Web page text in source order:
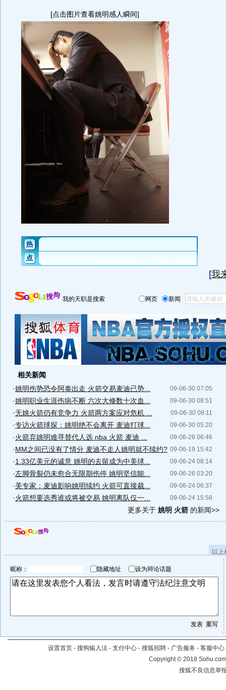
[点击图片查看姚明感人瞬间]
[我
我的天职是搜索 网页 新闻
相关新闻
09-06-30 07:05
·姚明伤势恐令阿泰出走 火箭交易麦迪已势...
09-06-30 08:51
·姚明职业生涯伤病不断 六次大修数十次血...
09-06-30 08:11
·无姚火箭仍有竞争力 火箭两方案应对危机 ...
09-06-30 05:20
·专访火箭球探：姚明绝不会离开 麦迪打球...
09-06-28 06:46
·火箭弃姚明难寻替代人选 nba 火箭 麦迪 ...
09-06-19 15:42
·MM之间已没有了情分 麦迪不走人姚明就不续约?
09-06-24 08:14
·1.33亿美元的诚意 姚明的去留成为中美球...
09-06-26 03:20
·左脚骨裂仍未愈合无限期伤停 姚明坚信能...
09-06-24 06:37
·美专家：麦迪影响姚明续约 火箭可直接裁...
09-06-24 15:58
·火箭想要选秀谁或将被交易 姚明离队仅一...
更多关于 姚明 火箭 的新闻>>
以
昵称： 隐藏地址 设为辩论话题
设置首页 - 搜狗输入法 - 支付中心 - 搜狐招聘 - 广告服务 - 客服中心
Copyright©2018
搜狐不良信息举